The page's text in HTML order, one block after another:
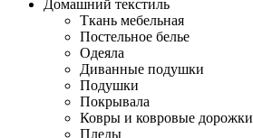
Домашний текстиль
Ткань мебельная
Постельное белье
Одеяла
Диванные подушки
Подушки
Покрывала
Ковры и ковровые дорожки
Пледы